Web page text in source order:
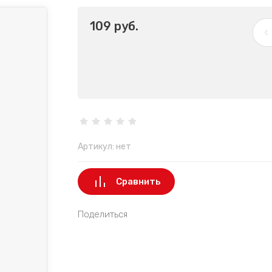
109 руб.
Артикул: нет
Сравнить
Поделиться